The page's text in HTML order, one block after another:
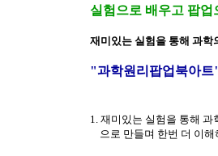
실험으로 배우고 팝
재미있는 실험을 통해 과
"과학원리팝업북아
1. 재미있는 실험을 통해
으로 만들며 한번 더 이해